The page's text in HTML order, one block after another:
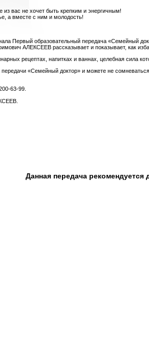
из вас не хочет быть крепким и энергичным!
а вместе с ним и молодость!
Первый образовательный передача «Семейный
АЛЕКСЕЕВ рассказывает и показывает, как
рецептах, напитках и ваннах, целебная сила
«Семейный доктор» и можете не
63-99.
Данная передача